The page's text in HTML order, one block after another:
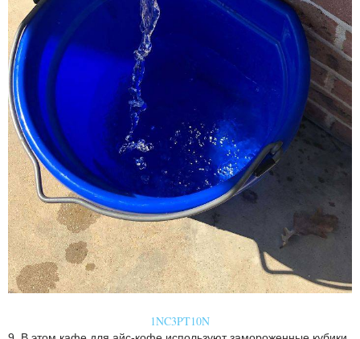
1NC3PT10N